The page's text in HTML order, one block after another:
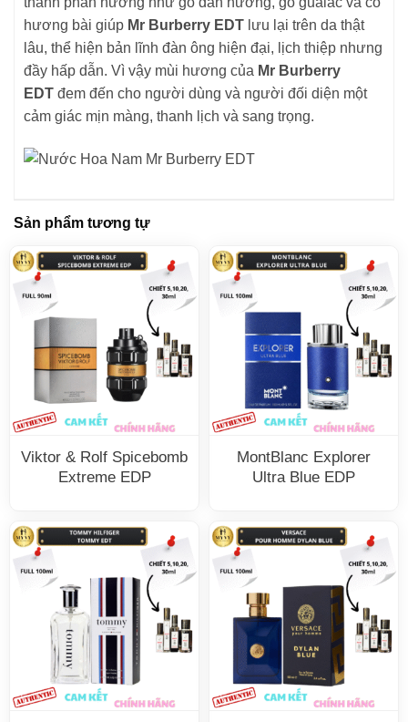
hương bài giúp Mr Burberry EDT lưu lại trên da thật
lâu, thể hiện bản lĩnh đàn ông hiện đại, lịch thiệp nhưng
đầy hấp dẫn. Vì vậy mùi hương của Mr Burberry
EDT đem đến cho người dùng và người đối diện một
cảm giác mịn màng, thanh lịch và sang trọng.
Sản phẩm tương tự
Viktor & Rolf Spicebomb
Extreme EDP
MontBlanc Explorer
Ultra Blue EDP